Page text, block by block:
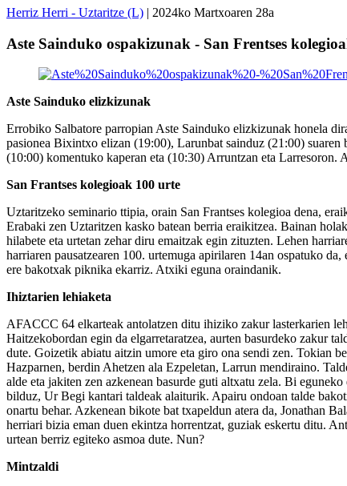
Herriz Herri - Uztaritze (L) | 2024ko Martxoaren 28a
Aste Sainduko ospakizunak - San Frentses
Aste Sainduko elizkizunak
Errobiko Salbatore parropian Aste Sainduko elizkizunak honela
pasionea Bixintxo elizan (19:00), Larunbat sainduz (21:00) suaren
(10:00) komentuko kaperan eta (10:30) Arruntzan eta Larresoron.
San Frantses kolegioak 100 urte
Uztaritzeko seminario ttipia, orain San Frantses kolegioa dena,
Erabaki zen Uztaritzen kasko batean berria eraikitzea. Bainan
hilabete eta urtetan zehar diru emaitzak egin zituzten. Lehen
harriaren pausatzearen 100. urtemuga apirilaren 14an ospatuko
ere bakotxak piknika ekarriz. Atxiki eguna oraindanik.
Ihiztarien lehiaketa
AFACCC 64 elkarteak antolatzen ditu ihiziko zakur lasterkarien
Haitzekobordan egin da elgarretaratzea, aurten basurdeko zakur
dute. Goizetik abiatu aitzin umore eta giro ona sendi zen. Tokian
Hazparnen, berdin Ahetzen ala Ezpeletan, Larrun mendiraino.
alde eta jakiten zen azkenean basurde guti altxatu zela. Bi
bilduz, Ur Begi kantari taldeak alaiturik. Apairu ondoan talde
onartu behar. Azkenean bikote bat txapeldun atera da, Jonathan
herriari bizia eman duen ekintza horrentzat, guziak eskertu ditu.
urtean berriz egiteko asmoa dute. Nun?
Mintzaldi